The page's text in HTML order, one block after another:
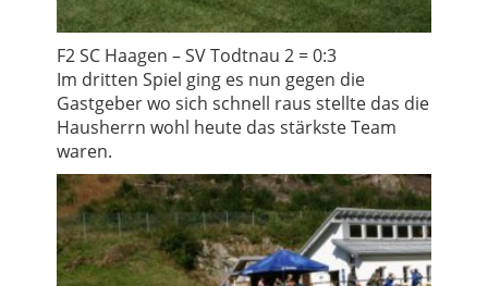
F2 SC Haagen – SV Todtnau 2 = 0:3
Im dritten Spiel ging es nun gegen die
Gastgeber wo sich schnell raus stellte das die
Hausherrn wohl heute das stärkste Team
waren.